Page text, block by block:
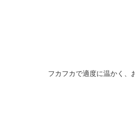
フカフカで適度に温かく、